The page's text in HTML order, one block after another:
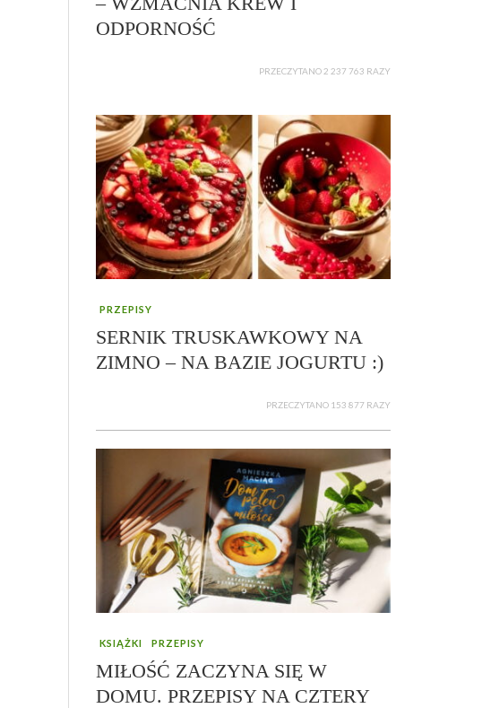
ODPORNOŚĆ
PRZECZYTANO 2 237 763 RAZY
PRZEPISY
SERNIK TRUSKAWKOWY NA
ZIMNO – NA BAZIE JOGURTU :)
PRZECZYTANO 153 877 RAZY
KSIĄŻKI PRZEPISY
MIŁOŚĆ ZACZYNA SIĘ W
DOMU. PRZEPISY NA CZTERY